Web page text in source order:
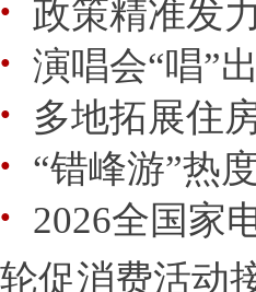
● 政策精准发
● 演唱会“唱”
● 多地拓展住
● “错峰游”热
● 2026全国家
轮促消费活动